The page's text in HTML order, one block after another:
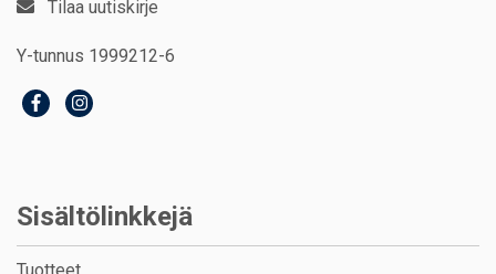
Tilaa uutiskirje
Y-tunnus 1999212-6
Sisältölinkkejä